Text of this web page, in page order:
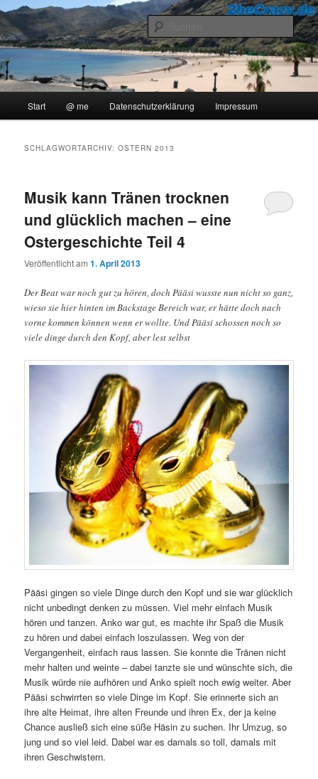
Zum
primären
Inhalt
springen
Zum
sekundären
Inhalt
springen2beCrazy
..::Ollis Blog::..
Start @ me Datenschutzerklärung Impressum
SCHLAGWORTARCHIV:OSTERN 2013
Musik kann Tränen trocknen
und glücklich machen – eine
Ostergeschichte Teil 4
Veröffentlicht am1. April 2013
Der Beat war noch gut zu hören, doch Pääsi wusste nun nicht so ganz,
wieso sie hier hinten im Backstage Bereich war, er hätte doch nach
vorne kommen können wenn er wollte. Und Pääsi schossen noch so
viele dinge durch den Kopf, aber lest selbst
Pääsi gingen so viele Dinge durch den Kopf und sie war glücklich
nicht unbedingt denken zu müssen. Viel mehr einfach Musik
hören und tanzen. Anko war gut, es machte ihr Spaß die Musik
zu hören und dabei einfach loszulassen. Weg von der
Vergangenheit, einfach raus lassen. Sie konnte die Tränen nicht
mehr halten und weinte – dabei tanzte sie und wünschte sich, die
Musik würde nie aufhören und Anko spielt noch ewig weiter. Aber
Pääsi schwirrten so viele Dinge im Kopf. Sie erinnerte sich an
ihre alte Heimat, ihre alten Freunde und ihren Ex, der ja keine
Chance ausließ sich eine süße Häsin zu suchen. Ihr Umzug, so
jung und so viel leid. Dabei war es damals so toll, damals mit
ihren Geschwistern.